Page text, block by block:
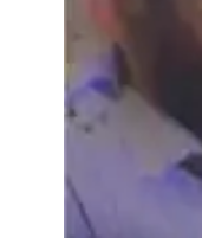
عدن تحتضن انطلاق مرحلة الـ16 من مسابقة
أولى الحلقات